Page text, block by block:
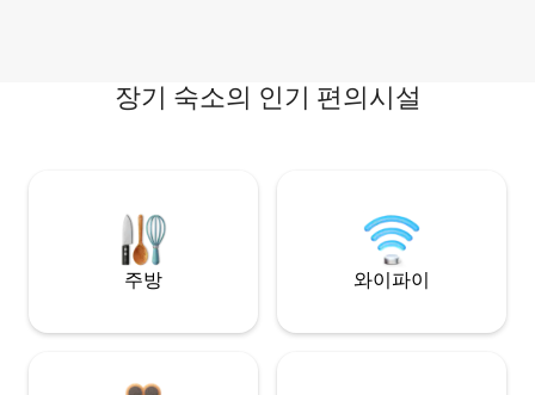
장기 숙소의 인기 편의시설
주방 와이파이